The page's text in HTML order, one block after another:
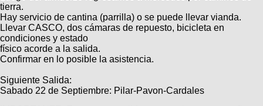
Ruta,
triatlon
De
todo
Retro
COMPRO
CANJE
Mi
ReputaciÃ³n
Mis
Compras
TÃ©cnica
MecÃ¡nica
Robadas
Calendario
Operadores
de
cicloturismo
Relatos
viajes
Ãšltimos
Buscar
Amigos
tierra.
Hay servicio de cantina (parrilla) o se puede llevar vianda.
Llevar CASCO, dos cámaras de repuesto, bicicleta en
condiciones y estado
físico acorde a la salida.
Confirmar en lo posible la asistencia.
Siguiente Salida:
Sabado 22 de Septiembre: Pilar-Pavon-Cardales